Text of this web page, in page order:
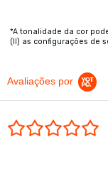
*A tonalidade da cor
(II) as configurações de
Avaliações por